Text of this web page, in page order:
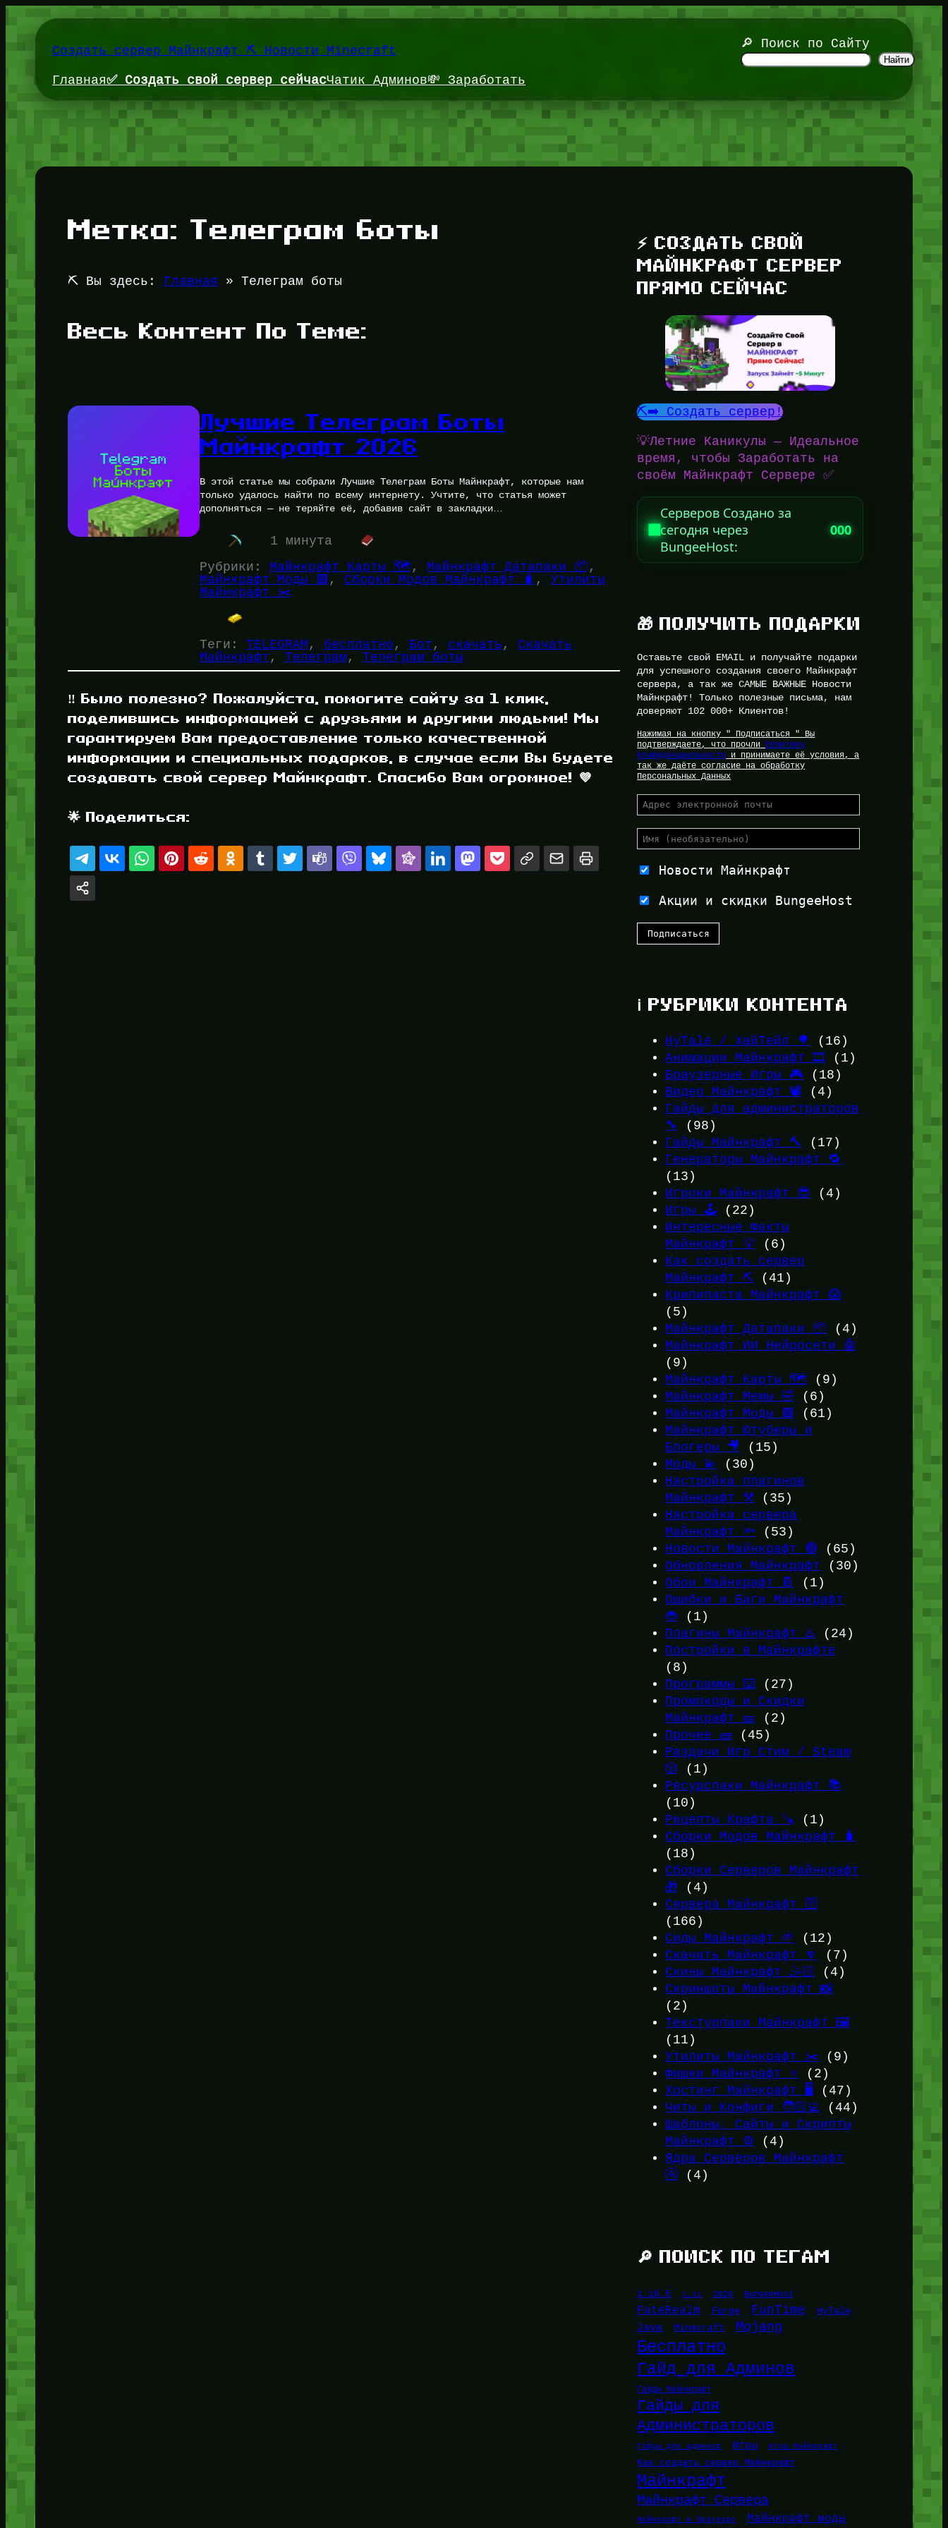
содержимомуСоздать сервер Майнкрафт ⛏️ Новости Minecraft
🔎 Поиск по Сайту
Найти
Главная✅ Создать свой сервер сейчасЧатик Админов💸 Заработать
Метка:Телеграм боты
⛏️ Вы здесь: Главная »Телеграм боты
Весь Контент По Теме:
Лучшие Телеграм Боты
Майнкрафт 2026
В этой статье мы собрали Лучшие Телеграм Боты Майнкрафт, которые нам
только удалось найти по всему интернету. Учтите, что статья может
дополняться — не теряйте её, добавив сайт в закладки…
1 минута
Рубрики: Майнкрафт Карты 🗺️ , Майнкрафт Датапаки 📦
Майнкрафт Моды 🟩 , Сборки Модов Майнкрафт 🧳 , Утилиты
Майнкрафт ✂️
Теги: TELEGRAM , бесплатно , Бот , скачать , Скачать
Майнкрафт , Телеграм , Телеграм боты
‼️ Было полезно? Пожалуйста, помогите сайту за 1 клик,
поделившись информацией с друзьями и другими людьми! Мы
гарантируем Вам предоставление только качественной
информации и специальных подарков, в случае если Вы будете
создавать свой сервер Майнкрафт. Спасибо Вам огромное! 💜
🌟 Поделиться:
⚡ СОЗДАТЬ СВОЙ
МАЙНКРАФТ СЕРВЕР
ПРЯМО СЕЙЧАС
⛏️➡️ Создать сервер!
💡Летние Каникулы — Идеальное
время, чтобы Заработать на
своём Майнкрафт Сервере ✅
Серверов Создано за
сегодня через
BungeeHost:
000
🎁 ПОЛУЧИТЬ ПОДАРКИ
Оставьте свой EMAIL и получайте подарки
для успешного создания своего Майнкрафт
сервера, а так же САМЫЕ ВАЖНЫЕ Новости
Майнкрафт! Только полезные письма, нам
доверяют 102 000+ Клиентов!
Нажимая на кнопку " Подписаться " Вы
подтверждаете, что прочли Политику
Конфиденциальности и принимаете её условия, а
так же даёте согласие на обработку
Персональных Данных
Новости Майнкрафт
Акции и скидки BungeeHost
ℹ️ РУБРИКИ КОНТЕНТА
HyTale / ХайТейл 🌳
(16)
Анимации Майнкрафт 🎞️ (1)
Браузерные Игры 🎮 (18)
Видео Майнкрафт 📽️ (4)
Гайды для администраторов
🔧
(98)
Гайды Майнкрафт 🔨
(17)
Генераторы Майнкрафт 🔁
(13)
Игроки Майнкрафт 😎 (4)
Игры 🕹️ (22)
Интересные Факты
Майнкрафт 💡 (6)
Как создать сервер
Майнкрафт ⛏️ (41)
Крипипаста Майнкрафт 😱
(5)
Майнкрафт Датапаки 📦 (4)
Майнкрафт ИИ Нейросети 🤖
(9)
Майнкрафт Карты 🗺️ (9)
Майнкрафт Мемы 🤣 (6)
Майнкрафт Моды 🟩
(61)
Майнкрафт Ютуберы и
Блогеры 🎥
(15)
Моды 💫
(30)
Настройка плагинов
Майнкрафт ⚒️ (35)
Настройка сервера
Майнкрафт 🔦 (53)
Новости Майнкрафт 🔴 (65)
Обновления Майнкрафт (30)
Обои Майнкрафт 📔
(1)
Ошибки и Баги Майнкрафт
🐞 (1)
Плагины Майнкрафт ♨️ (24)
Постройки в Майнкрафте
(8)
Программы ⌨️
(27)
Промокоды и Скидки
Майнкрафт 🎫
(2)
Прочее 🧱 (45)
Раздачи Игр Стим / Steam
🎲 (1)
Ресурспаки Майнкрафт 📚
(10)
Рецепты Крафта 🪚 (1)
Сборки Модов Майнкрафт 🧳
(18)
Сборки Серверов Майнкрафт
🎁 (4)
Сервера Майнкрафт 🛜
(166)
Сиды Майнкрафт 🌱
(12)
Скачать Майнкрафт 🔽
(7)
Скины Майнкрафт 🤹🏻
(4)
Скриншоты Майнкрафт 📸
(2)
Текстурпаки Майнкрафт 🖼️
(11)
Утилиты Майнкрафт ✂️ (9)
Фишки Майнкрафт ⭐ (2)
Хостинг Майнкрафт 🖥️
(47)
Читы и Конфиги 🧑🏻‍💻 (44)
Шаблоны, Сайты и Скрипты
Майнкрафт ⚙️ (4)
Ядра Серверов Майнкрафт
🚰 (4)
🔎 ПОИСК ПО ТЕГАМ
1.16.5 1.21 2026 BungeeHost
FateRealm Forge FunTime HyTale
Java Minecraft Mojang
Бесплатно
Гайд для Админов
Гайды Майнкрафт
Гайды для
Администраторов
Гайды для админов Игры Игры Майнкрафт
Как создать сервер Майнкрафт
Майнкрафт
Майнкрафт Сервера
Майнкрафт в браузере Майнкрафт моды